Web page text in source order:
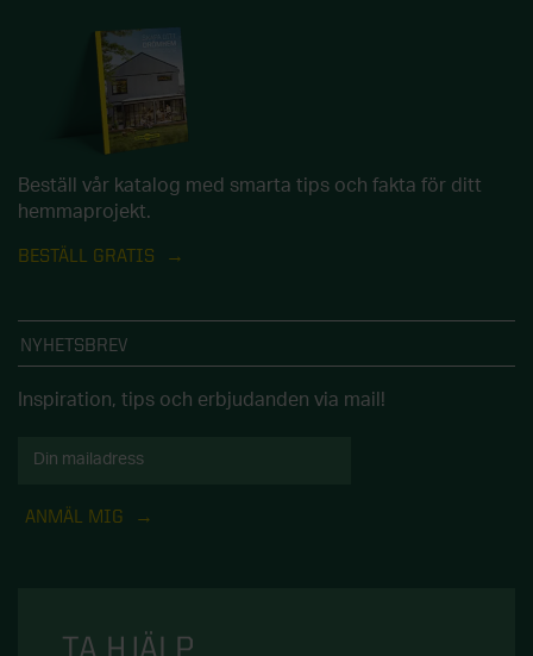
Beställ vår katalog med smarta tips och fakta för ditt
hemmaprojekt.
BESTÄLL GRATIS
NYHETSBREV
Inspiration, tips och erbjudanden via mail!
ANMÄL MIG
TA HJÄLP